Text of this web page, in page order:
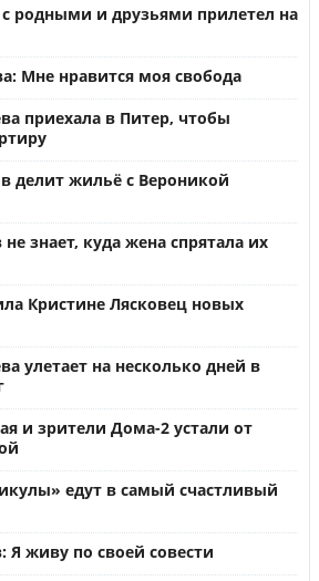
родными и друзьями прилетел на
Мне нравится моя свобода
приехала в Питер, чтобы
делит жильё с Вероникой
знает, куда жена спрятала их
Кристине Лясковец новых
улетает на несколько дней в
и зрители Дома-2 устали от
едут в самый счастливый
Я живу по своей совести